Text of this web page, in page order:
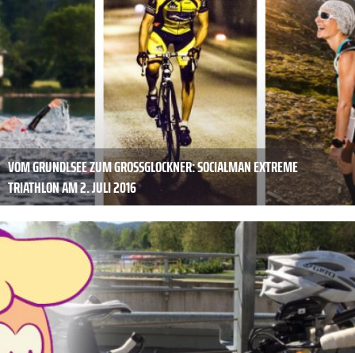
VOM GRUNDLSEE ZUM GROSSGLOCKNER: SOCIALMAN EXTREME T
RIATHLON AM 2. JULI 2016